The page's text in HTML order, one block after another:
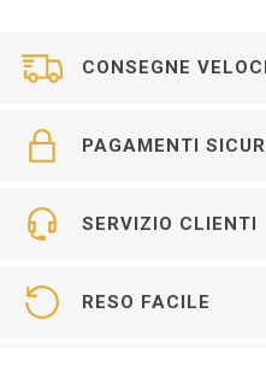
CONSEGNE VELOCI
PAGAMENTI SICURI
SERVIZIO CLIENTI
RESO FACILE